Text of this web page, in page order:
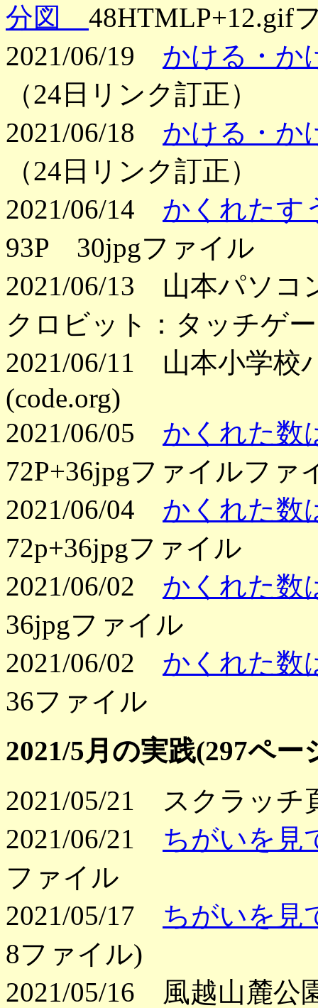
分図 48HTMLP+12.gif
2021/06/19 かける・か
（24日リンク訂正）
2021/06/18 かける・か
（24日リンク訂正）
2021/06/14 かくれたす
93P 30jpgファイル
2021/06/13 山本パソ
クロビット：タッチゲ
2021/06/11 山本小学校
(code.org)
2021/06/05 かくれた数
72P+36jpgファイルファ
2021/06/04 かくれた数
72p+36jpgファイル
2021/06/02 かくれた数
36jpgファイル
2021/06/02 かくれた数
36ファイル
2021/5月の実践(297ペ
2021/05/21 スクラッチ
2021/06/21 ちがいを見
ファイル
2021/05/17 ちがいを見
8ファイル)
2021/05/16 風越山麓